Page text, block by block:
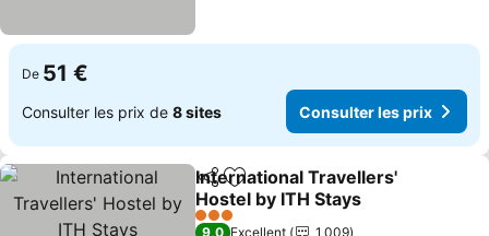
De 51 €
Consulter les prix de 8 sites Consulter les prix
PartagerAjouter à mes favoris
International Travellers'
Hostel by ITH Stays
3 Étoiles
9,0 Excellent
1 009